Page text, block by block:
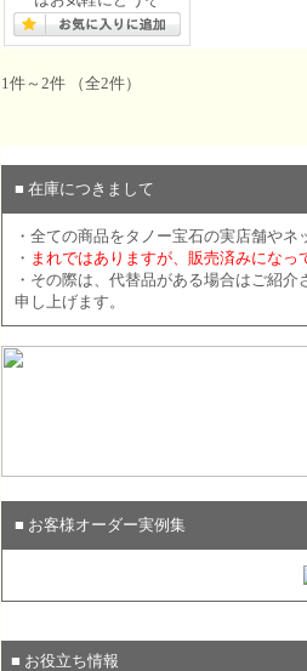
1件～2件 （全2件）
■ 在庫につきまして
・全ての商品をタノー宝石の実店舗やネ
・ まれではありますが、販売済みになっ
・その際は、代替品がある場合はご紹
申し上げます。
■ お客様オーダー実例集
■ お役立ち情報